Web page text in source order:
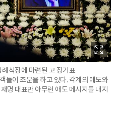
식장에 마련된 고 장기표
들이 조문을 하고 있다. 각계의 애도와
명 대표만 아무런 애도 메시지를 내지